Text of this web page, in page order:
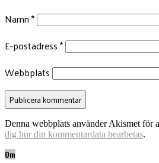
Namn*
E-postadress*
Webbplats
Denna webbplats använder Akismet för
dig hur din kommentardata bearbetas.
Om